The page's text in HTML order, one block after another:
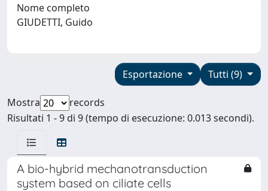
Nome completo
GIUDETTI, Guido
Tutti (9)
Esportazione
Mostra
records
Risultati 1 - 9 di 9 (tempo di esecuzione: 0.013 secondi).
A bio-hybrid mechanotransduction
system based on ciliate cells